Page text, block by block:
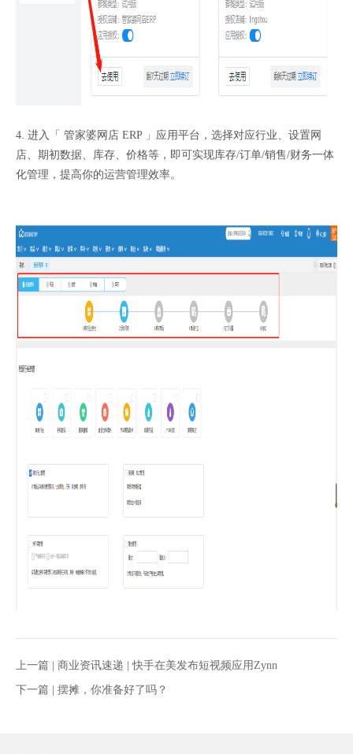
4. 进入「 管家婆网店 ERP 」应用平台，选择对应行业、设置网
店、期初数据、库存、价格等，即可实现库存/订单/销售/财务一体
化管理，提高你的运营管理效率。
上一篇 | 商业资讯速递 | 快手在美发布短视频应用Zynn
下一篇 | 摆摊，你准备好了吗？